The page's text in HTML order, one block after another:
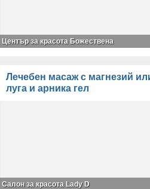
Център за красота Божествена
Лечебен масаж с магнезий
луга и арника гел
Салон за красота Lady D